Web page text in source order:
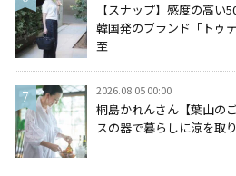
【スナップ】感度の高い
韓国発のブランド「トゥ
至
2026.08.05 00:00
桐島かれんさん【葉山の
スの器で暮らしに涼を取